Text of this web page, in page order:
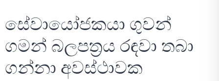
සේවායෝජකයා ගුවන්
ගමන් බලපත්‍රය රඳවා තබා
ගන්නා අවස්ථාවක